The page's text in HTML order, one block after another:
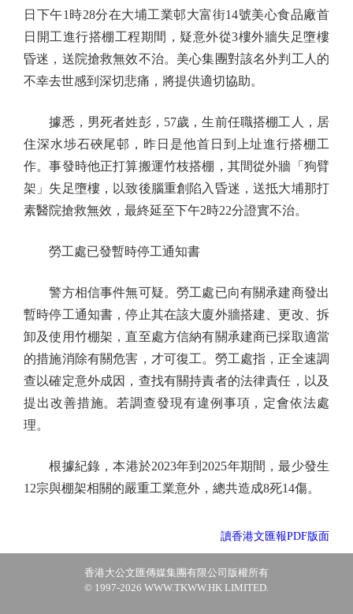
日下午1時28分在大埔工業邨大富街14號美心食品廠首
日開工進行搭棚工程期間，疑意外從3樓外牆失足墮樓
昏迷，送院搶救無效不治。美心集團對該名外判工人的
不幸去世感到深切悲痛，將提供適切協助。
據悉，男死者姓彭，57歲，生前任職搭棚工人，居
住深水埗石硤尾邨，昨日是他首日到上址進行搭棚工
作。事發時他正打算搬運竹枝搭棚，其間從外牆「狗臂
架」失足墮樓，以致後腦重創陷入昏迷，送抵大埔那打
素醫院搶救無效，最終延至下午2時22分證實不治。
勞工處已發暫時停工通知書
警方相信事件無可疑。勞工處已向有關承建商發出
暫時停工通知書，停止其在該大廈外牆搭建、更改、拆
卸及使用竹棚架，直至處方信納有關承建商已採取適當
的措施消除有關危害，才可復工。勞工處指，正全速調
查以確定意外成因，查找有關持責者的法律責任，以及
提出改善措施。若調查發現有違例事項，定會依法處
理。
根據紀錄，本港於2023年到2025年期間，最少發生
12宗與棚架相關的嚴重工業意外，總共造成8死14傷。
讀香港文匯報PDF版面
香港大公文匯傳媒集團有限公司版權所有
© 1997-2026 WWW.TKWW.HK LIMITED.